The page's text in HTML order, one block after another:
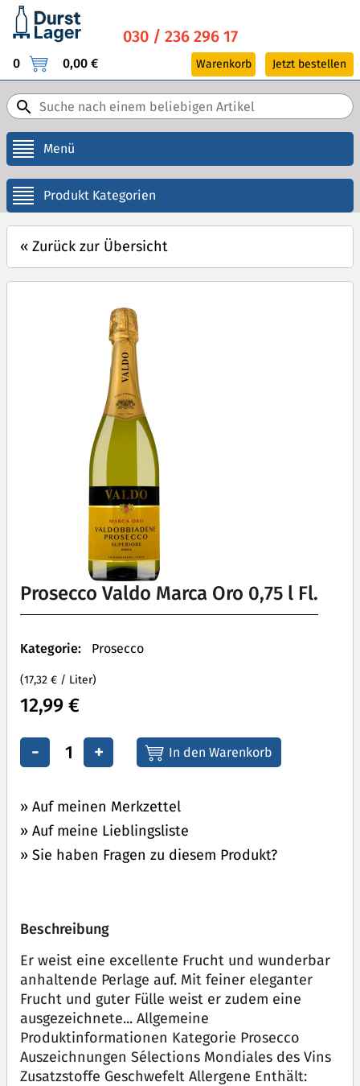
Menü
Produkt Kategorien
030 / 236 296 17
0 0,00 € Warenkorb Jetzt bestellen
« Zurück zur Übersicht
Prosecco Valdo Marca Oro 0,75 l Fl.
Kategorie: Prosecco
(17,32 € / Liter)
12,99 €
- +
» Auf meinen Merkzettel
» Auf meine Lieblingsliste
» Sie haben Fragen zu diesem Produkt?
Beschreibung
Er weist eine excellente Frucht und wunderbar
anhaltende Perlage auf. Mit feiner eleganter
Frucht und guter Fülle weist er zudem eine
ausgezeichnete... Allgemeine
Produktinformationen Kategorie Prosecco
Auszeichnungen Sélections Mondiales des Vins
Zusatzstoffe Geschwefelt Allergene Enthält: